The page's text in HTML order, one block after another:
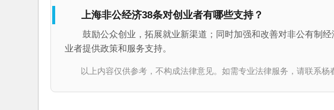
上海非公经济38条对创业者有哪些支持？
鼓励公众创业，拓展就业新渠道；同时加强和改善对非公有制
业者提供政策和服务支持。
以上内容仅供参考，不构成法律意见。如需专业法律服务，请联系